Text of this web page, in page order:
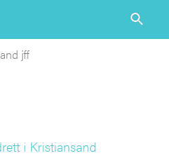
jff
i Kristiansand